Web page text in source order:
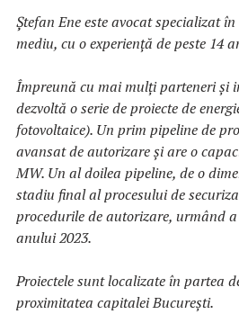
Ștefan Ene este avocat specializat
mediu, cu o experiență de peste 14
Împreună cu mai mulți parteneri și
dezvoltă o serie de proiecte de
fotovoltaice). Un prim pipeline de
avansat de autorizare și are o
MW. Un al doilea pipeline, de o
stadiu final al procesului de
procedurile de autorizare, urmând
anului 2023.
Proiectele sunt localizate în partea
proximitatea capitalei București.